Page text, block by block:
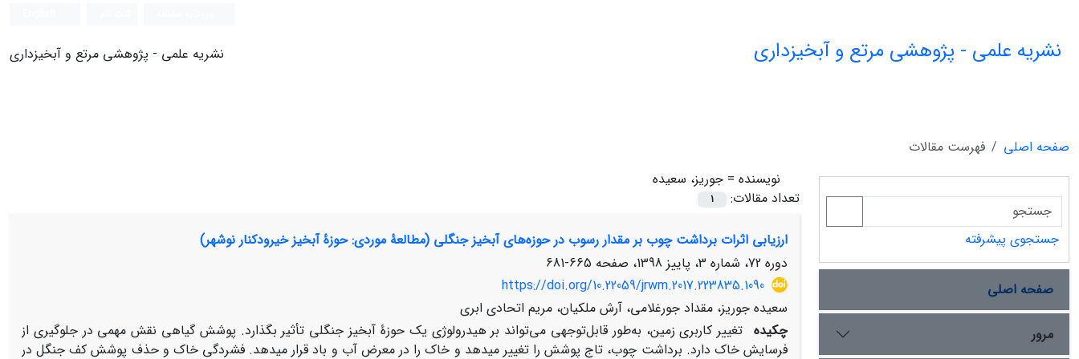
نشریه علمی - پژوهشی مرتع و آبخیزداری نشریه علمی - پژوهشی مرتع و آبخیزداری
صفحه اصلی
فهرست مقالات
نویسنده = جوریز، سعیده
تعداد مقالات:
1
ارزیابی اثرات برداشت چوب بر مقدار رسوب در حوزه‌های آبخیز جنگلی (مطالعۀ موردی: حوزۀ آبخیز خیرودکنار نوشهر)
دوره 72، شماره 3، پاییز 1398، صفحه
665-681
https://doi.org/10.22059/jrwm.2017.223835.1090
سعیده جوریز، مقداد جورغلامی، آرش ملکیان، مریم اتحادی ابری
چکیده تغییر کاربری زمین، به‌طور قابل‌توجهی می‌تواند بر هیدرولوژی یک حوزۀ آبخیز جنگلی تأثیر بگذارد.‌ پوشش گیاهی نقش مهمی در جلوگیری از
فرسایش خاک دارد. برداشت چوب، تاج پوشش را تغییر می‏دهد و خاک را در معرض آب و باد قرار می‏دهد. فشردگی خاک و حذف پوشش­ کف جنگل در
جستجوی پیشرفته
صفحه اصلی
مرور